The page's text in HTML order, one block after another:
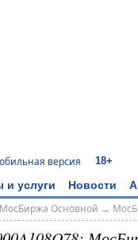
версия 18+
и услуги Новости
МосБиржа Основной →